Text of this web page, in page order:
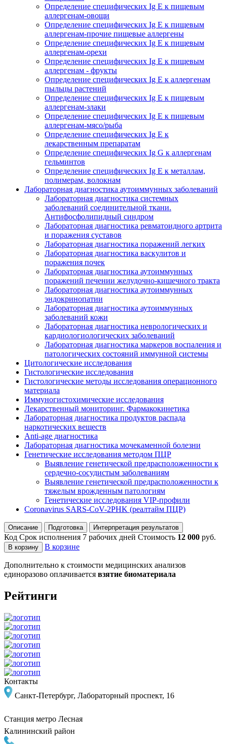
Определение специфических Ig E к пищевым
аллергенам-овощи
Определение специфических Ig E к пищевым
аллергенам-прочие пищевые аллергены
Определение специфических Ig E к пищевым
аллергенам-орехи
Определение специфических Ig E к пищевым
аллергенам - фрукты
Определение специфических Ig E к аллергенам
пыльцы растений
Определение специфических Ig E к пищевым
аллергенам-злаки
Определение специфических Ig E к пищевым
аллергенам-мясо/рыба
Определение специфических Ig E к
лекарственным препаратам
Определение специфических Ig G к аллергенам
гельминтов
Определение специфических Ig E к металлам,
полимерам, волокнам
Лабораторная диагностика аутоиммунных заболеваний
Лабораторная диагностика системных
заболеваний соединительной ткани.
Антифосфолипидный синдром
Лабораторная диагностика ревматоидного артрита
и поражения суставов
Лабораторная диагностика поражений легких
Лабораторная диагностика васкулитов и
поражения почек
Лабораторная диагностика аутоиммунных
поражений печении желудочно-кишечного тракта
Лабораторная диагностика аутоиммунных
эндокринопатии
Лабораторная диагностика аутоиммунных
заболеваний кожи
Лабораторная диагностика неврологических и
кардиологиологических заболеваний
Лабораторная диагностика маркеров воспаления и
патологических состояний иммунной системы
Цитологические исследования
Гистологические исследования
Гистологические методы исследования операционного
материала
Иммуногистохимические исследования
Лекарственный мониторинг. Фармакокинетика
Лабораторная диагностика продуктов распада
наркотических веществ
Anti-age диагностика
Лабораторная диагностика мочекаменной болезни
Генетические исследования методом ПЦР
Выявление генетической предрасположенности к
сердечно-сосудистым заболеваниям
Выявление генетической предрасположенности к
тяжелым врожденным патологиям
Генетические исследования VIP-профили
Coronavirus SARS-CoV-2PHK (реалтайм ПЦР)
Описание Подготовка Интерпретация результатов
Код Срок исполнения 7 рабочих дней Стоимость 12 000 руб.
В корзину В корзине
Дополнительно к стоимости медицинских анализов
единоразово оплачивается взятие биоматериала
Рейтинги
Контакты
Санкт-Петербург, Лабораторный проспект, 16
Станция метро Лесная
Калининский район